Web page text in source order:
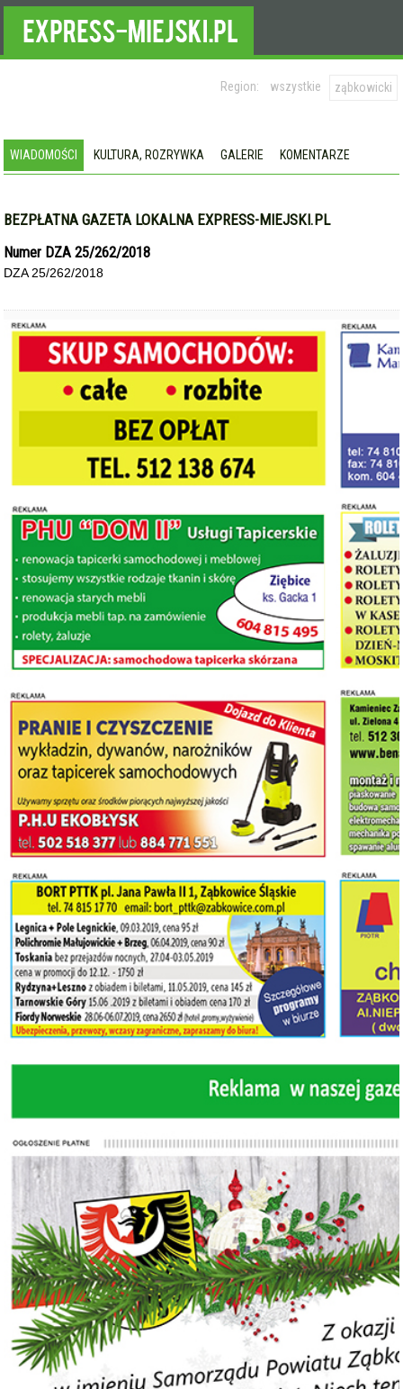
Region: wszystkie ząbkowicki
WIADOMOŚCI KULTURA, ROZRYWKA GALERIE KOMENTARZE
BEZPŁATNA GAZETA LOKALNA EXPRESS-MIEJSKI.PL
Numer DZA 25/262/2018
DZA 25/262/2018